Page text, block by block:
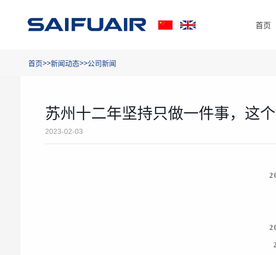
首页
首页>>新闻动态>>公司新闻
苏州十二年坚持只做一件事，这
2023-02-03